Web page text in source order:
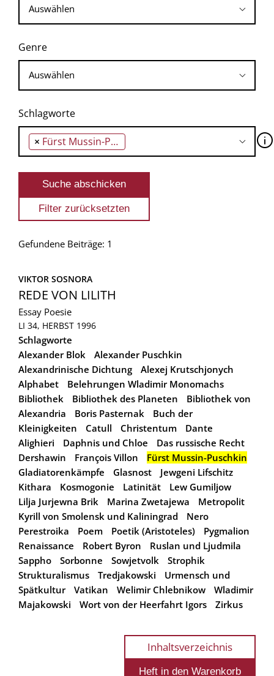
Genre
Schlagworte
× Fürst Mussin-Puschkin 🛈
Gefundene Beiträge: 1
VIKTOR SOSNORA
REDE VON LILITH
Essay Poesie
LI 34, HERBST 1996
Schlagworte
Alexander Blok
Alexander Puschkin
Alexandrinische Dichtung
Alexej Krutschjonych
Alphabet
Belehrungen Wladimir Monomachs
Bibliothek
Bibliothek des Planeten
Bibliothek von
Alexandria
Boris Pasternak
Buch der
Kleinigkeiten
Catull Christentum
Dante
Alighieri
Daphnis und Chloe
Das russische Recht
Dershawin
François Villon
Fürst Mussin-Puschkin
Gladiatorenkämpfe
Glasnost
Jewgeni Lifschitz
Kithara
Kosmogonie Latinität
Lew Gumiljow
Lilja Jurjewna Brik
Marina Zwetajewa
Metropolit
Kyrill von Smolensk und Kaliningrad
Nero
Perestroika
Poem Poetik (Aristoteles)
Pygmalion
Renaissance
Robert Byron
Ruslan und Ljudmila
Sappho
Sorbonne Sowjetvolk
Strophik
Strukturalismus
Tredjakowski
Urmensch und
Spätkultur
Vatikan Welimir Chlebnikow
Wladimir
Majakowski
Wort von der Heerfahrt Igors Zirkus
Inhaltsverzeichnis